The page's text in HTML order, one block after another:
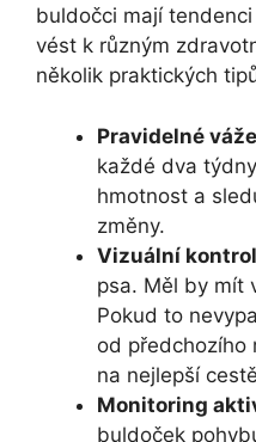
buldočci mají
vést k⁢ různým
několik praktických
Pravidelné
každé dva
hmotnost a⁤
změny.
Vizuální
psa. Měl by mít
Pokud‍ to
od⁤ předchozího
na nejlepší
Monitoring
buldoček